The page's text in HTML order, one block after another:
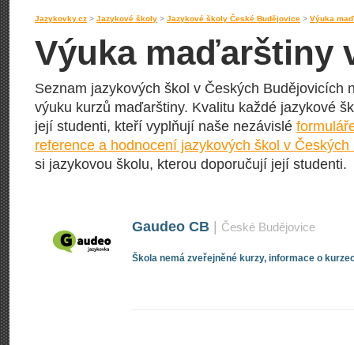
Jazykovky.cz > Jazykové školy > Jazykové školy České Budějovice > Výuka
Výuka maďarštiny
Seznam jazykových škol v Českých Budějovicích
výuku kurzů maďarštiny. Kvalitu každé jazykové
její studenti, kteří vyplňují naše nezávislé
reference a hodnocení jazykových škol v
si jazykovou školu, kterou doporučují její studenti.
Gaudeo CB České Budějovice
Škola nemá zveřejněné kurzy, informace o